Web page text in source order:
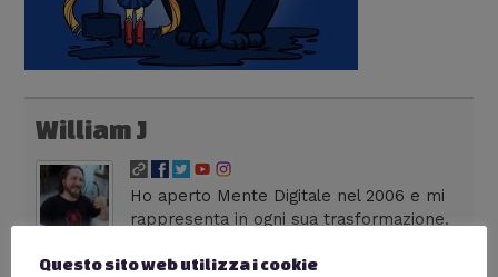
William J
Ho aperto Mente Digitale nel 2006 e mi
rappresenta in ogni sua trasformazione.
colleziono fumetti, seguo anime dai tempi dei vecchi
Questo sito web utilizza i cookie